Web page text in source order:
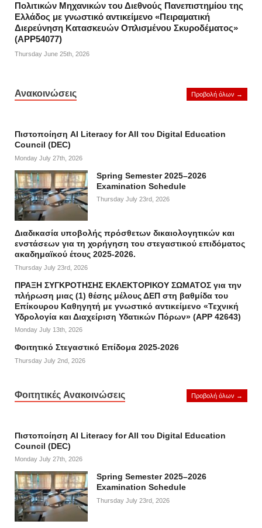
Πολιτικών Μηχανικών του Διεθνούς Πανεπιστημίου της
Ελλάδος με γνωστικό αντικείμενο «Πειραματική
Διερεύνηση Κατασκευών Οπλισμένου Σκυροδέματος»
(APP54077)
Thursday June 25th, 2026
Ανακοινώσεις Προβολή όλων →
Πιστοποίηση AI Literacy for All του Digital Education
Council (DEC)
Monday July 27th, 2026
Spring Semester 2025–2026
Examination Schedule
Thursday July 23rd, 2026
Διαδικασία υποβολής πρόσθετων δικαιολογητικών και
ενστάσεων για τη χορήγηση του στεγαστικού επιδόματος
ακαδημαϊκού έτους 2025-2026.
Thursday July 23rd, 2026
ΠΡΑΞΗ ΣΥΓΚΡΟΤΗΣΗΣ ΕΚΛΕΚΤΟΡΙΚΟΥ ΣΩΜΑΤΟΣ για την
πλήρωση μιας (1) θέσης μέλους ΔΕΠ στη βαθμίδα του
Επίκουρου Καθηγητή με γνωστικό αντικείμενο «Τεχνική
Υδρολογία και Διαχείριση Υδατικών Πόρων» (APP 42643)
Monday July 13th, 2026
Φοιτητικό Στεγαστικό Επίδομα 2025-2026
Thursday July 2nd, 2026
Φοιτητικές Ανακοινώσεις Προβολή όλων →
Πιστοποίηση AI Literacy for All του Digital Education
Council (DEC)
Monday July 27th, 2026
Spring Semester 2025–2026
Examination Schedule
Thursday July 23rd, 2026